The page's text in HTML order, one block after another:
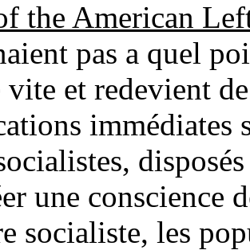
the American
pas a quel
vite et redevient
immédiates
une conscience
socialiste, les